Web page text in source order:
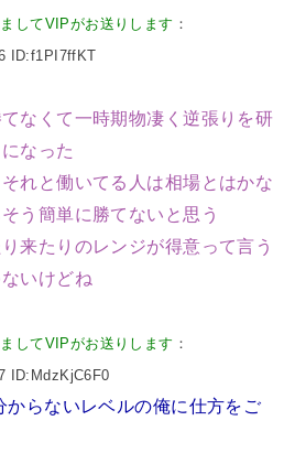
してVIPがお送りします ：
ID:f1PI7ffKT
なくて一時期物凄く逆張りを研
なった
れと働いてる人は相場とはかな
う簡単に勝てないと思う
来たりのレンジが得意って言う
いけどね
してVIPがお送りします ：
ID:MdzKjC6F0
からないレベルの俺に仕方をご